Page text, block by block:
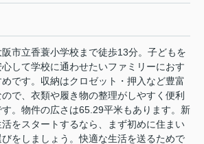
阪市立香蓑小学校まで徒歩13分。子どもを
心して学校に通わせたいファミリーにおす
めです。収納はクロゼット・押入など豊富
ので、衣類や履き物の整理がしやすく便利
す。物件の広さは65.29平米もあります。新
活をスタートするなら、まず初めに住まい
びをしましょう。快適な生活を送るためで